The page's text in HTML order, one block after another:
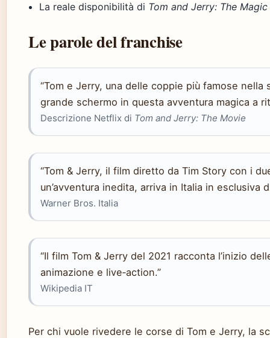
La reale disponibilità di Tom and Jerry: The Magic
Le parole del franchise
“Tom e Jerry, una delle coppie più famose
grande schermo in questa avventura magica a
Descrizione Netflix di Tom and Jerry: The Movie
“Tom & Jerry, il film diretto da Tim Story con i
un’avventura inedita, arriva in Italia in esclusiva
Warner Bros. Italia
“Il film Tom & Jerry del 2021 racconta l’inizio
animazione e live‑action.”
Wikipedia IT
Per chi vuole rivedere le corse di Tom e Jerry, la